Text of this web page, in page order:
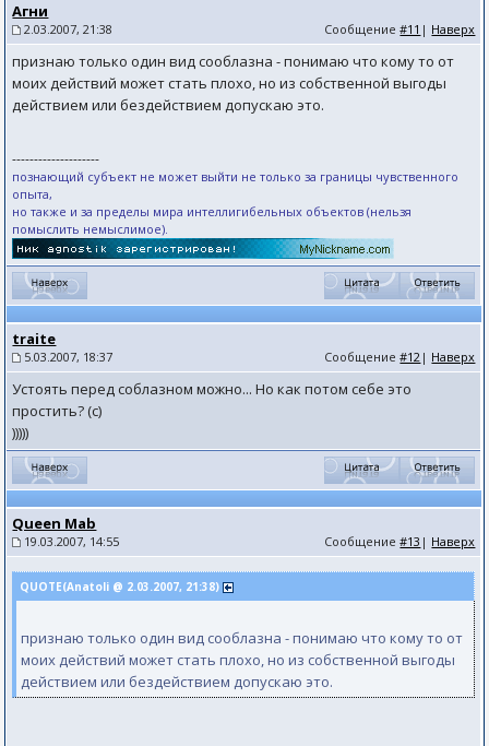
Агни
2.03.2007, 21:38 Сообщение#11 | Наверх
признаю только один вид сооблазна - понимаю что кому то от
моих действий может стать плохо, но из собственной выгоды
действием или бездействием допускаю это.
--------------------
познающий субъект не может выйти не только за границы чувственного
опыта,
но также и за пределы мира интеллигибельных объектов (нельзя
помыслить немыслимое).
traite
5.03.2007, 18:37 Сообщение#12 | Наверх
Устоять перед соблазном можно... Но как потом себе это
простить? (с)
)))))
Queen Mab
19.03.2007, 14:55 Сообщение#13 | Наверх
QUOTE(Anatoli @ 2.03.2007, 21:38)
признаю только один вид сооблазна - понимаю что кому то от
моих действий может стать плохо, но из собственной выгоды
действием или бездействием допускаю это.